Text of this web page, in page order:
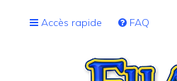
Accès rapide FAQ